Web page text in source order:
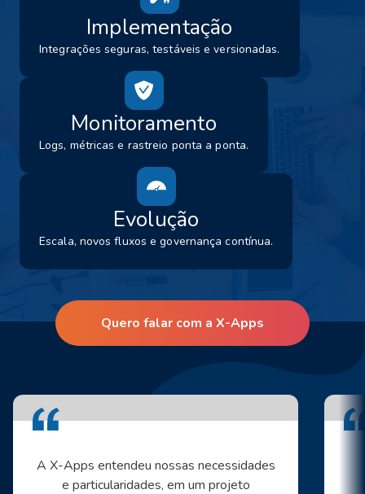
Implementação
Integrações seguras, testáveis e versionadas.
Monitoramento
Logs, métricas e rastreio ponta a ponta.
Evolução
Escala, novos fluxos e governança contínua.
Quero falar com a X-Apps
A X-Apps entendeu nossas necessidades
e particularidades, em um projeto